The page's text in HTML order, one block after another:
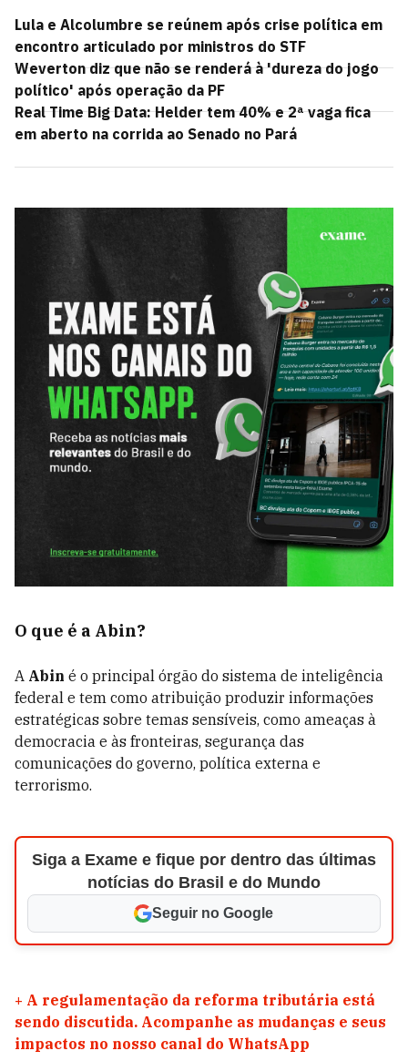
Lula e Alcolumbre se reúnem após crise política em
encontro articulado por ministros do STF
Weverton diz que não se renderá à 'dureza do jogo
político' após operação da PF
Real Time Big Data: Helder tem 40% e 2ª vaga fica
em aberto na corrida ao Senado no Pará
O que é a Abin?
A Abin é o principal órgão do sistema de inteligência
federal e tem como atribuição produzir informações
estratégicas sobre temas sensíveis, como ameaças à
democracia e às fronteiras, segurança das
comunicações do governo, política externa e
terrorismo.
Siga a Exame e fique por dentro das últimas
notícias do Brasil e do Mundo
Seguir no Google
+ A regulamentação da reforma tributária está
sendo discutida. Acompanhe as mudanças e seus
impactos no nosso canal do WhatsApp